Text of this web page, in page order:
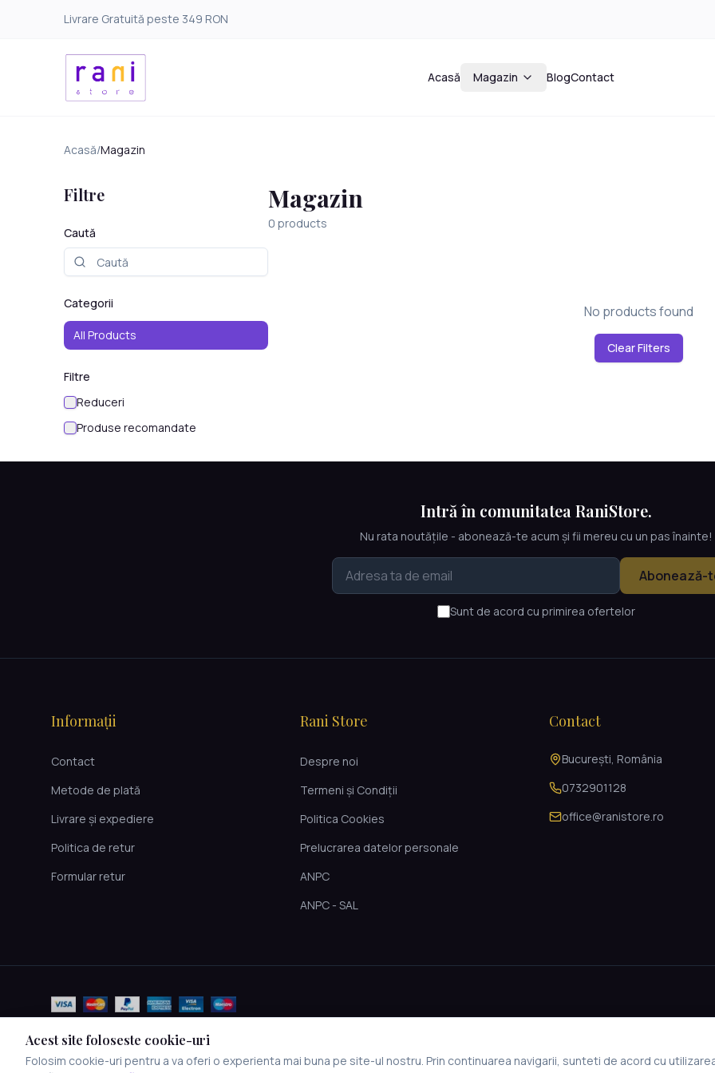
Livrare Gratuită peste 349 RON
Acasă Magazin BlogContact
Acasă/Magazin
Filtre
Caută
Categorii
All Products
Filtre
Reduceri
Produse recomandate
Magazin
0 products
No products found
Clear Filters
Intră în comunitatea RaniStore.
Nu rata noutățile - abonează-te acum și fii mereu cu un pas înainte!
Abonează-
Sunt de acord cu primirea ofertelor
Informații
Contact
Metode de plată
Livrare și expediere
Politica de retur
Formular retur
Rani Store
Despre noi
Termeni și Condiții
Politica Cookies
Prelucrarea datelor personale
ANPC
ANPC - SAL
Contact
București, România
0732901128
office@ranistore.ro
Acest site foloseste cookie-uri
Folosim cookie-uri pentru a va oferi o experienta mai buna pe site-ul nostru. Prin continuarea navigarii, sunteti de acord cu